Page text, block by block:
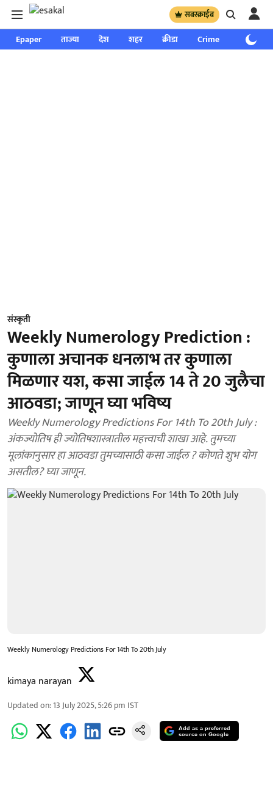
सबस्क्राईब
Epaper ताज्या देश शहर क्रीडा Crime साप्ताहिक
संस्कृती
Weekly Numerology Prediction :
कुणाला अचानक धनलाभ तर कुणाला
मिळणार यश, कसा जाईल 14 ते 20 जुलैचा
आठवडा; जाणून घ्या भविष्य
Weekly Numerology Predictions For 14th To 20th July :
अंकज्योतिष ही ज्योतिषशास्त्रातील महत्त्वाची शाखा आहे. तुमच्या
मूलांकानुसार हा आठवडा तुमच्यासाठी कसा जाईल ? कोणते शुभ योग
असतील? घ्या जाणून.
Weekly Numerology Predictions For 14th To 20th July
kimaya narayan
Updated on:13 July 2025, 5:26 pm IST
Add as a preferred
source on Google